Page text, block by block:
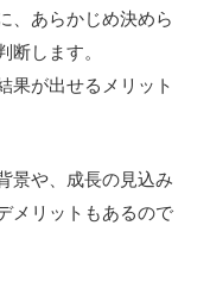
、あらかじめ決めら
します。
果が出せるメリット
景や、成長の見込み
メリットもあるので